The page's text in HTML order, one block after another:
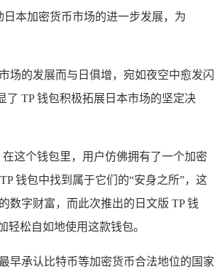
本加密货币市场的进一步发展，为
场的发展而与日俱增，宛如夜空中愈发闪
TP 钱包积极拓展日本市场的坚定决
这个钱包里，用户仿佛拥有了一个加密
钱包中找到属于它们的“安身之所”，这
数字财富，而此次推出的日文版 TP 钱
松自如地使用这款钱包。
早承认比特币等加密货币合法地位的国家